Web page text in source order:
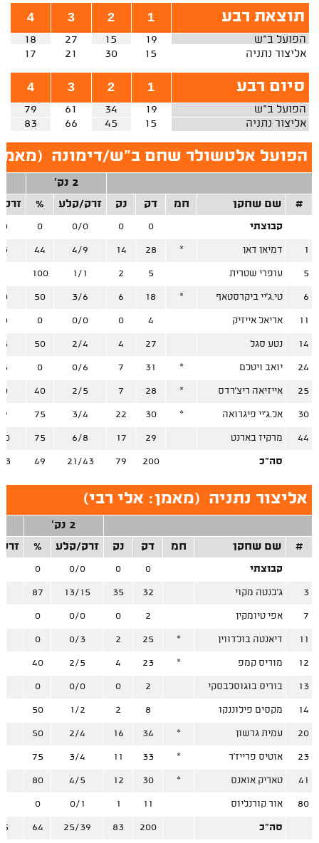
תוצאת רבע 1
2
3
4
הפועל ב"ש 19
15
27
18
אליצור נתניה
15
30
21
17
סיום רבע 1
2
3
4
הפועל ב"ש 19
34
61
79
אליצור נתניה
15
45
66
83
הפועל אלטשולר שחם ב"ש/דימונה (
2 נק'
#
שם שחקן חמ דק נק זרק/קלע %
קבוצתי 0
0
0/0
0
1 דמיאן דאן *
28
14
4/9
44
5 עופרי שטרית 5
2
1/1
100
6 טי.ג'יי ביקרסטאף *
18
6
3/6
50
11 אריאל אייזיק 4
0
0/0
0
14 נטע סגל 27
4
2/4
50
24 יואב ויטלם *
31
7
0/6
0
25 אייזיאה ריצ'רדס *
28
7
2/5
40
30 אל.ג'יי פיגרואה *
30
22
3/4
75
44 מרקיז בארנט 29
17
6/8
75
סה"כ 200
79
21/43
49
אליצור נתניה (מאמן: אלי רבי)
2 נק'
#
שם שחקן חמ דק נק זרק/קלע %
קבוצתי 0
0
0/0
0
3 ג'בנטה מקוי 32
35
13/15
87
7 אפי טיומקין 2
0
0/0
0
11 דיאנטה בולדווין *
25
2
0/3
0
12 מוריס קמפ *
23
4
2/5
40
13 בוריס בוגוסלבסקי 2
0
0/0
0
14 מקסים פילוננקו 8
2
1/2
50
20 עמית גרשון *
34
16
2/4
50
23 אוטיס פרייז'ר *
33
11
3/4
75
41 טאריק אואנס *
30
12
4/5
80
80 אור קורנליוס 11
1
0/1
0
סה"כ 200
83
25/39
64